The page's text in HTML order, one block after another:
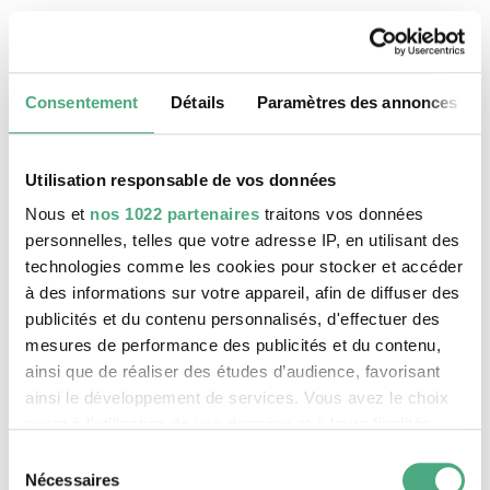
Consentement Détails Paramètres des annonces
Utilisation responsable de vos données
Nous et nos 1022 partenaires traitons vos données
personnelles, telles que votre adresse IP, en utilisant des
technologies comme les cookies pour stocker et accéder
à des informations sur votre appareil, afin de diffuser des
publicités et du contenu personnalisés, d'effectuer des
mesures de performance des publicités et du contenu,
ainsi que de réaliser des études d’audience, favorisant
ainsi le développement de services. Vous avez le choix
tout moment en consultant la Déclaration relative aux
Nécessaires
Le patrimoine mondial Völklinger Hütte
VISITE GUIDÉE PUBLIQUE
Le monte-charge incliné de la Völklinger Hütte
Copyright: Weltkulturerbe Völklinger Hütte | Karl
©
Le patrimoine mondial Völklinger Hütte